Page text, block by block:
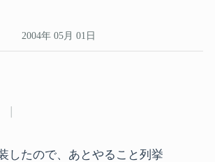
2004年 05月 01日
したので、あとやること列挙